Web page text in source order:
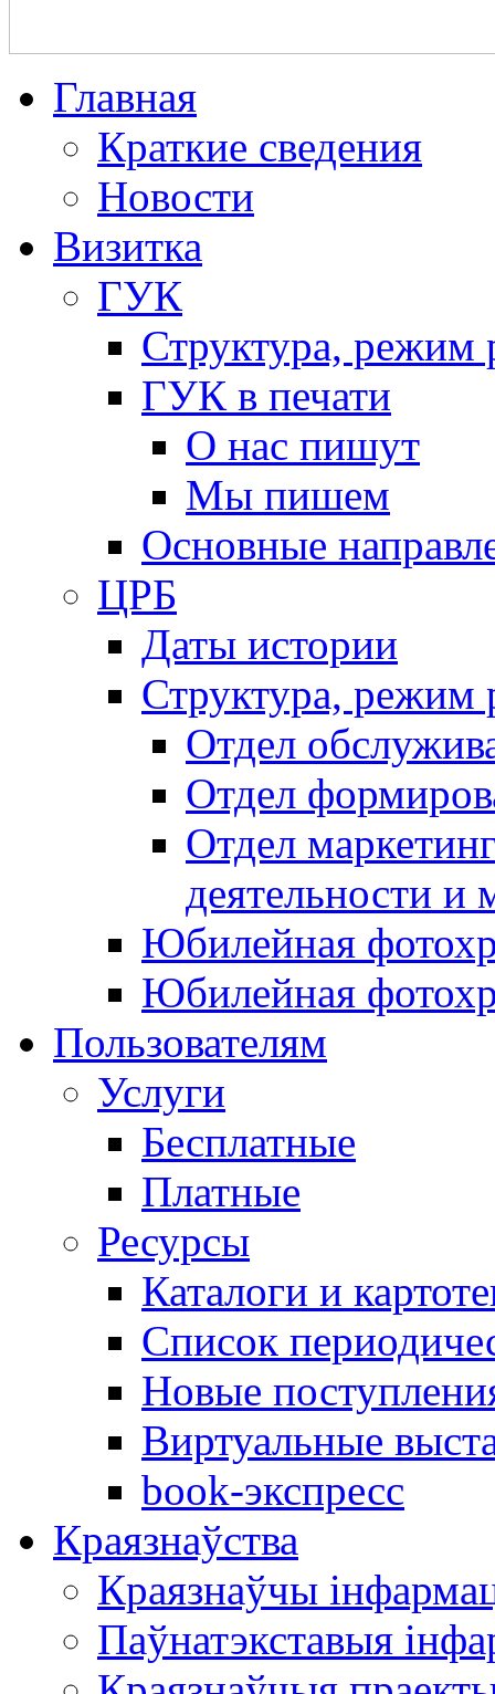
Главная
Краткие сведения
Новости
Визитка
ГУК
Структура, режим
ГУК в печати
О нас пишут
Мы пишем
Основные
ЦРБ
Даты истории
Структура, режим
Отдел
Отдел
Отдел
деятельности и
Юбилейная
Юбилейная
Пользователям
Услуги
Бесплатные
Платные
Ресурсы
Каталоги и
Список
Новые
Виртуальные
book-экспресс
Краязнаўства
Краязнаўчы
Паўнатэкставыя